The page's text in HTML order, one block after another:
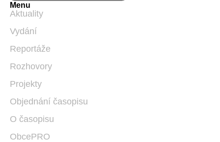
Menu
Aktuality
Vydání
Reportáže
Rozhovory
Projekty
Objednání časopisu
O časopisu
ObcePRO